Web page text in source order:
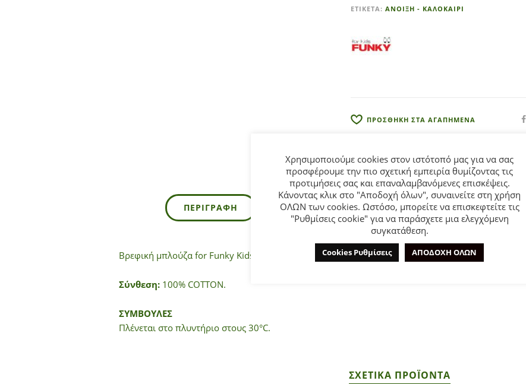
r
t
ΕΤΙΚΈΤΑ: ΑΝΟΙΞΗ - ΚΑΛΟΚΑΙΡΙ
ΠΡΟΣΘΗΚΗ ΣΤΑ ΑΓΑΠΗΜΕΝΑ
ΠΕΡΙΓΡΑΦΉ ΕΠΙΠΛΈΟΝ ΠΛΗΡΟΦΟΡΊΕΣ ΕΤΑΙΡΊΑ
Βρεφική μπλούζα for Funky Kids για αγόρι από 6 έως 24 μηνών σε σκούρο μπλε χρώμα με τύπωμα.
Σύνθεση: 100% COTTON.
ΣΥΜΒΟΥΛΕΣ
Πλένεται στο πλυντήριο στους 30°C.
ΣΧΕΤΙΚΆ ΠΡΟΪΌΝΤΑ
Χρησιμοποιούμε cookies στον ιστότοπό μας για να σας
προσφέρουμε την πιο σχετική εμπειρία θυμίζοντας τις
προτιμήσεις σας και επαναλαμβανόμενες επισκέψεις.
Κάνοντας κλικ στο "Αποδοχή όλων", συναινείτε στη χρήση
ΟΛΩΝ των cookies. Ωστόσο, μπορείτε να επισκεφτείτε τις
"Ρυθμίσεις cookie" για να παράσχετε μια ελεγχόμενη
συγκατάθεση.
Cookies Ρυθμίσεις ΑΠΟΔΟΧΗ ΟΛΩΝ